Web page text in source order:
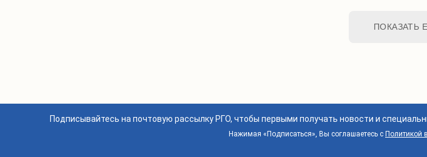
ПОКАЗАТЬ
Подписывайтесь на почтовую рассылку РГО, чтобы первыми получать новости и
Нажимая «Подписаться», Вы соглашаетесь с Политикой